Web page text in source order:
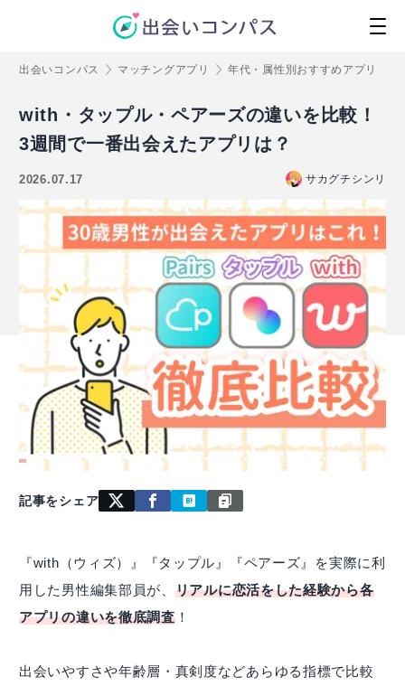
出会いコンパス マッチングアプリ 年代・属性別おすすめアプリ
with・タップル・ペアーズの違いを比較！
3週間で一番出会えたアプリは？
2026.07.17 サカグチシンリ
記事をシェア
『with（ウィズ）』『タップル』『ペアーズ』を実際に利
用した男性編集部員が、 リアルに恋活をした経験から各
アプリの違いを徹底調査！
出会いやすさや年齢層・真剣度などあらゆる指標で比較